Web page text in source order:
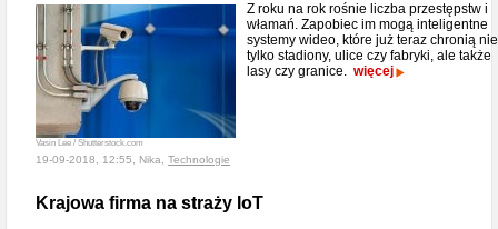
Vasin Lee / Shutterstock.com
Z roku na rok rośnie liczba przestępstw i
włamań. Zapobiec im mogą inteligentne
systemy wideo, które już teraz chronią nie
tylko stadiony, ulice czy fabryki, ale także
lasy czy granice. więcej
19-09-2018, 12:55, Nika, Technologie
Krajowa firma na straży IoT